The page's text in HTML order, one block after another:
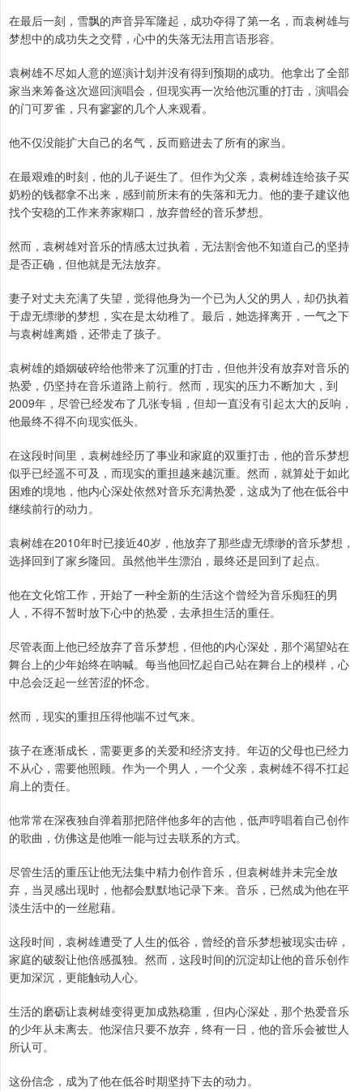
在最后一刻，雪飘的声音异军隆起，成功夺得了第一名，而袁树雄与
梦想中的成功失之交臂，心中的失落无法用言语形容。
袁树雄不尽如人意的巡演计划并没有得到预期的成功。他拿出了全部
家当来筹备这次巡回演唱会，但现实再一次给他沉重的打击，演唱会
的门可罗雀，只有寥寥的几个人来观看。
他不仅没能扩大自己的名气，反而赔进去了所有的家当。
在最艰难的时刻，他的儿子诞生了。但作为父亲，袁树雄连给孩子买
奶粉的钱都拿不出来，感到前所未有的失落和无力。他的妻子建议他
找个安稳的工作来养家糊口，放弃曾经的音乐梦想。
然而，袁树雄对音乐的情感太过执着，无法割舍他不知道自己的坚持
是否正确，但他就是无法放弃。
妻子对丈夫充满了失望，觉得他身为一个已为人父的男人，却仍执着
于虚无缥缈的梦想，实在是太幼稚了。最后，她选择离开，一气之下
与袁树雄离婚，还带走了孩子。
袁树雄的婚姻破碎给他带来了沉重的打击，但他并没有放弃对音乐的
热爱，仍坚持在音乐道路上前行。然而，现实的压力不断加大，到
2009年，尽管已经发布了几张专辑，但却一直没有引起太大的反响，
他最终不得不向现实低头。
在这段时间里，袁树雄经历了事业和家庭的双重打击，他的音乐梦想
似乎已经遥不可及，而现实的重担越来越沉重。然而，就算处于如此
困难的境地，他内心深处依然对音乐充满热爱，这成为了他在低谷中
继续前行的动力。
袁树雄在2010年时已接近40岁，他放弃了那些虚无缥缈的音乐梦想，
选择回到了家乡隆回。虽然他半生漂泊，最终还是回到了起点。
他在文化馆工作，开始了一种全新的生活这个曾经为音乐痴狂的男
人，不得不暂时放下心中的热爱，去承担生活的重任。
尽管表面上他已经放弃了音乐梦想，但他的内心深处，那个渴望站在
舞台上的少年始终在呐喊。每当他回忆起自己站在舞台上的模样，心
中总会泛起一丝苦涩的怀念。
然而，现实的重担压得他喘不过气来。
孩子在逐渐成长，需要更多的关爱和经济支持。年迈的父母也已经力
不从心，需要他照顾。作为一个男人，一个父亲，袁树雄不得不扛起
肩上的责任。
他常常在深夜独自弹着那把陪伴他多年的吉他，低声哼唱着自己创作
的歌曲，仿佛这是他唯一能与过去联系的方式。
尽管生活的重压让他无法集中精力创作音乐，但袁树雄并未完全放
弃，当灵感出现时，他都会默默地记录下来。音乐，已然成为他在平
淡生活中的一丝慰藉。
这段时间，袁树雄遭受了人生的低谷，曾经的音乐梦想被现实击碎，
家庭的破裂让他倍感孤独。然而，这段时间的沉淀却让他的音乐创作
更加深沉，更能触动人心。
生活的磨砺让袁树雄变得更加成熟稳重，但内心深处，那个热爱音乐
的少年从未离去。他深信只要不放弃，终有一日，他的音乐会被世人
所认可。
这份信念，成为了他在低谷时期坚持下去的动力。